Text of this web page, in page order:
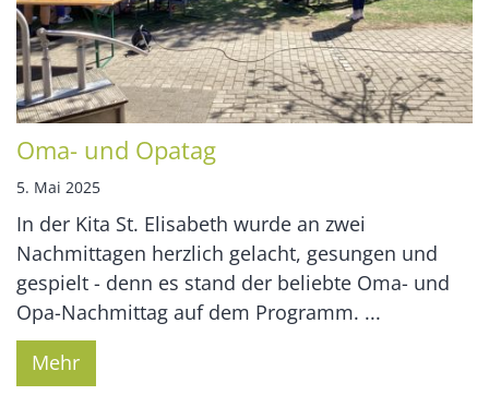
Oma- und Opatag
5. Mai 2025
In der Kita St. Elisabeth wurde an zwei
Nachmittagen herzlich gelacht, gesungen und
gespielt - denn es stand der beliebte Oma- und
Opa-Nachmittag auf dem Programm. ...
Mehr